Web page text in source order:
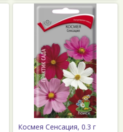
Космея Сенсация, 0.3 г